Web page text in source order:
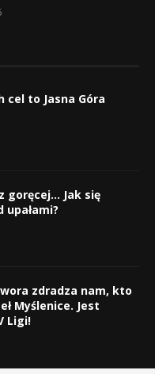
cel to Jasna Góra
goręcej… Jak się
upałami?
zdradza nam, kto
Myślenice. Jest
Ligi!